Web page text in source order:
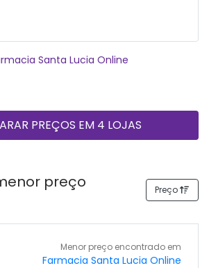
Santa Lucia Online
PREÇOS EM 4 LOJAS
preço
Preço
Menor preço encontrado em
Farmacia Santa Lucia Online